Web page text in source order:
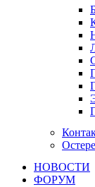
НОВОСТИ
ФОРУМ